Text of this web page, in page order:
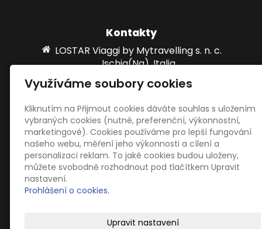
Kontakty
LOSTAR Viaggi by Mytravelling s. n. c.
Ischia(Na), Italia
marti@lostar.it; hani@lostar.it
Sociální sítě
LOSTAR Viaggi by Mytravelling s. n. c.
Využíváme soubory cookies
Kliknutím na Přijmout cookies dáváte souhlas s uložením
vybraných cookies (nutné, preferenční, výkonnostní,
marketingové). Cookies používáme pro lepší fungování
našeho webu, měření jeho výkonnosti a cílení a
personalizaci reklam. To jaké cookies budou uloženy,
můžete svobodně rozhodnout pod tlačítkem Upravit
nastavení.
Prohlášení o cookies.
Upravit nastavení